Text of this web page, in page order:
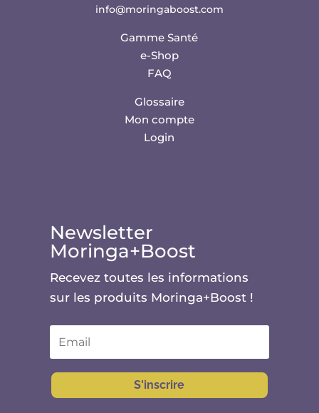
info@moringaboost.com
Gamme Santé
e-Shop
FAQ
Glossaire
Mon compte
Login
Newsletter
Moringa+Boost
Recevez toutes les informations
sur les produits Moringa+Boost !
S'inscrire